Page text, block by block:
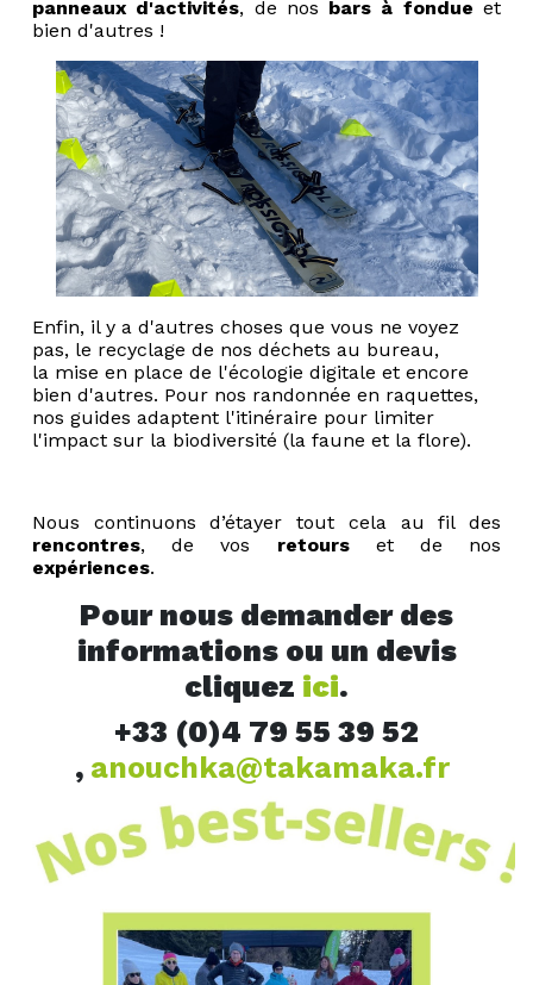
panneaux d'activités, de nos bars à fondue et
bien d'autres !
Enfin, il y a d'autres choses que vous ne voyez
pas, le recyclage de nos déchets au bureau,
la mise en place de l'écologie digitale et encore
bien d'autres. Pour nos randonnée en raquettes,
nos guides adaptent l'itinéraire pour limiter
l'impact sur la biodiversité (la faune et la flore).
Nous continuons d’étayer tout cela au fil des
rencontres, de vos retourset de nos
expériences.
Pour nous demander des
informations ou un devis
cliquez ici.
+33 (0)4 79 55 39 52
, anouchka@takamaka.fr